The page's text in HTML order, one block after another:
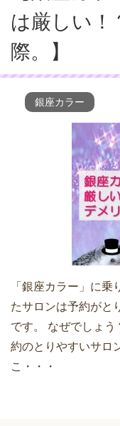
は厳しい！
際。】
銀座カラー
「銀座カラー」に
たサロンは予約がと
です。 なぜでしょ
約のとりやすいサロ
こ・・・